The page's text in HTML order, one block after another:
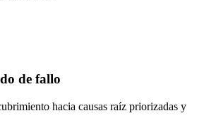
de fallo
hacia causas raíz priorizadas y